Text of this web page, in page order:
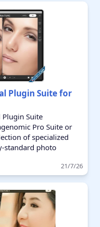
Plugin Suite for
Suite
Pro Suite or
of specialized
standard photo
21/7/26